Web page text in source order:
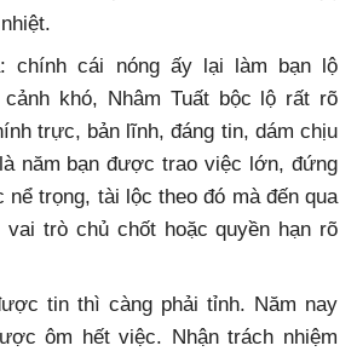
chính cái nóng ấy lại làm bạn lộ
cảnh khó, Nhâm Tuất bộc lộ rất rõ
trực, bản lĩnh, đáng tin, dám chịu
năm bạn được trao việc lớn, đứng
trọng, tài lộc theo đó mà đến qua
trò chủ chốt hoặc quyền hạn rõ
tin thì càng phải tỉnh. Năm nay
ôm hết việc. Nhận trách nhiệm